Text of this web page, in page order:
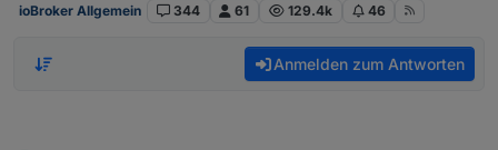
ioBroker Allgemein 344 61 129.4k 46
Anmelden zum Antworten